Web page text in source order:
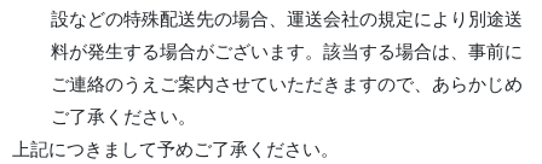
設などの特殊配送先の場合、運送会社の規定により別途送
料が発生する場合がございます。該当する場合は、事前に
ご連絡のうえご案内させていただきますので、あらかじめ
ご了承ください。
上記につきまして予めご了承ください。